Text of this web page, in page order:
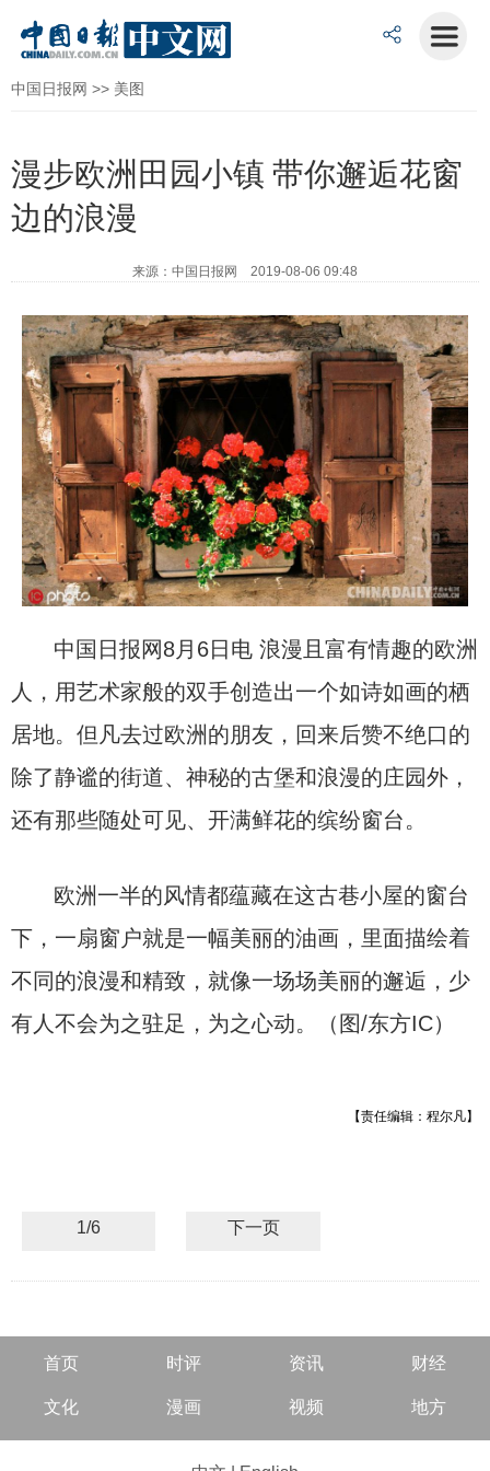
中国日报网 >> 美图
漫步欧洲田园小镇 带你邂逅花窗
边的浪漫
来源：中国日报网 2019-08-06 09:48
中国日报网8月6日电 浪漫且富有情趣的欧洲
人，用艺术家般的双手创造出一个如诗如画的栖
居地。但凡去过欧洲的朋友，回来后赞不绝口的
除了静谧的街道、神秘的古堡和浪漫的庄园外，
还有那些随处可见、开满鲜花的缤纷窗台。
欧洲一半的风情都蕴藏在这古巷小屋的窗台
下，一扇窗户就是一幅美丽的油画，里面描绘着
不同的浪漫和精致，就像一场场美丽的邂逅，少
有人不会为之驻足，为之心动。（图/东方IC）
【责任编辑：程尔凡】
1/6 下一页
首页 时评 资讯 财经
文化 漫画 视频 地方